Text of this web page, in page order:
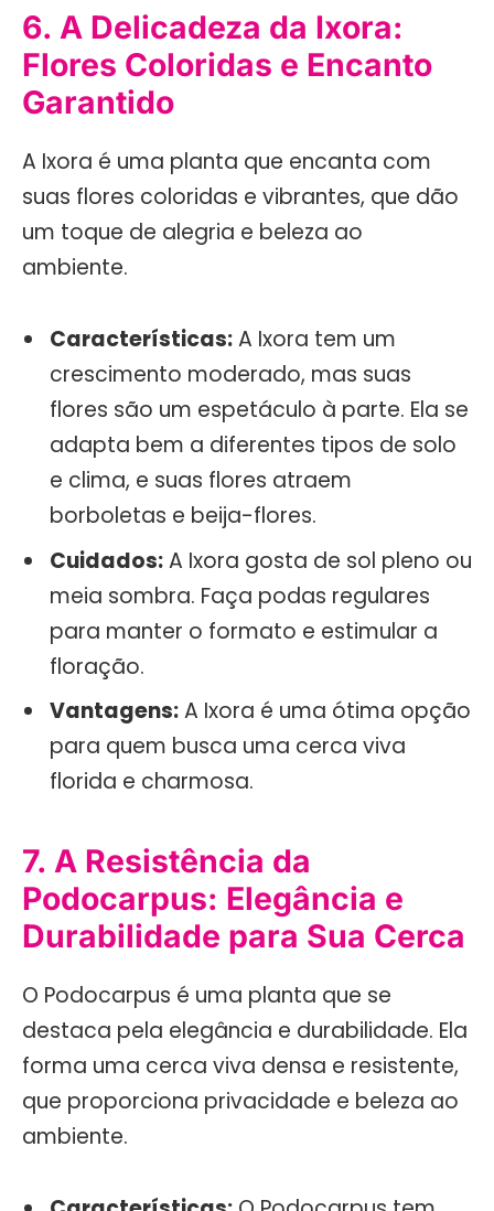
6. A Delicadeza da Ixora:
Flores Coloridas e Encanto
Garantido
A Ixora é uma planta que encanta com
suas flores coloridas e vibrantes, que dão
um toque de alegria e beleza ao
ambiente.
Características:A Ixora tem um
crescimento moderado, mas suas
flores são um espetáculo à parte. Ela se
adapta bem a diferentes tipos de solo
e clima, e suas flores atraem
borboletas e beija-flores.
Cuidados:A Ixora gosta de sol pleno ou
meia sombra. Faça podas regulares
para manter o formato e estimular a
floração.
Vantagens:A Ixora é uma ótima opção
para quem busca uma cerca viva
florida e charmosa.
7. A Resistência da
Podocarpus: Elegância e
Durabilidade para Sua Cerca
O Podocarpus é uma planta que se
destaca pela elegância e durabilidade. Ela
forma uma cerca viva densa e resistente,
que proporciona privacidade e beleza ao
ambiente.